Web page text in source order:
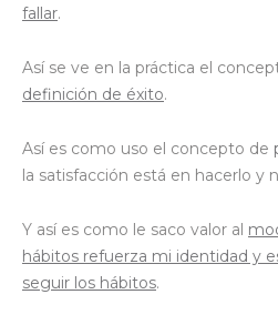
fallar.
Así se ve en la práctica el
definición de éxito.
Así es como uso el concepto de
la satisfacción está en hacerlo y
Y así es como le saco valor al
hábitos refuerza mi identidad y
seguir los hábitos.